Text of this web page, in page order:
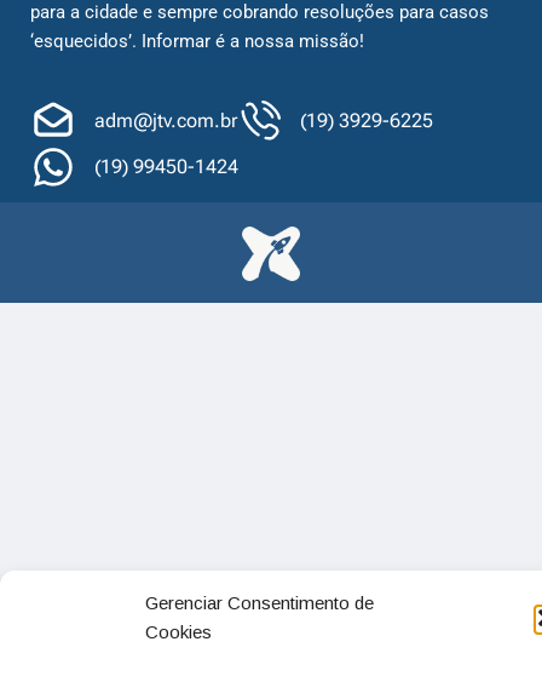
Gerenciar Consentimento de
Cookies
para a cidade e sempre cobrando resoluções para casos
‘esquecidos’. Informar é a nossa missão!
adm@jtv.com.br
(19) 3929-6225
(19) 99450-1424